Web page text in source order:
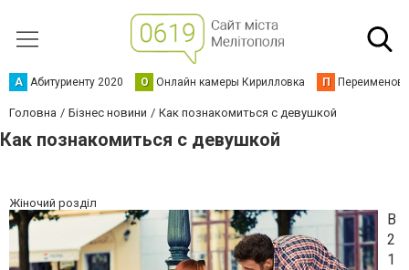
А Абитуриенту 2020 О Онлайн камеры Кирилловка П
Головна Бізнес новини Как познакомиться с девушкой
Как познакомиться с девушкой
Жіночий розділ
В
2
1